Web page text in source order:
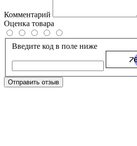
Комментарий
Оценка товара
Введите код в поле ниже
Отправить отзыв